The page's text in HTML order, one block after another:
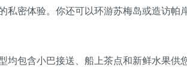
密体验。你还可以环游苏梅岛或造访帕
包含小巴接送、船上茶点和新鲜水果供您